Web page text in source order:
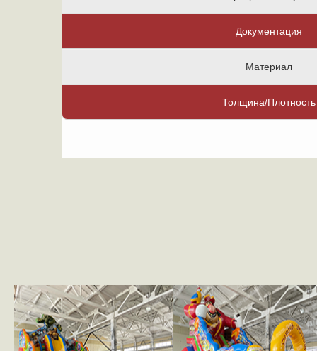
Документация
Материал
Толщина/Плотность